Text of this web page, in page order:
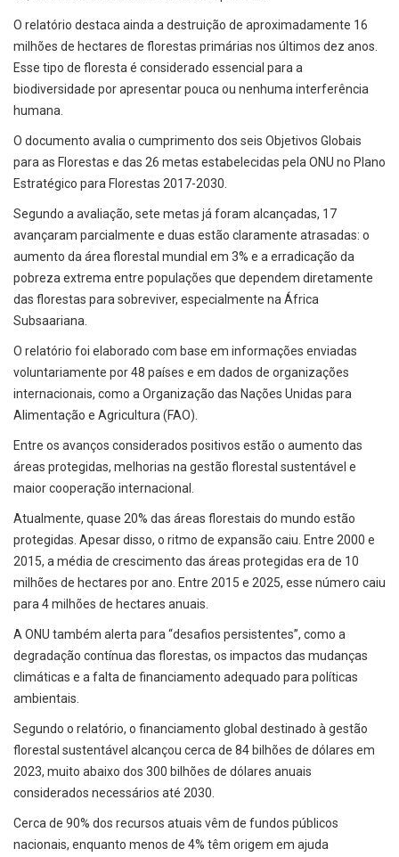
O relatório destaca ainda a destruição de aproximadamente 16
milhões de hectares de florestas primárias nos últimos dez anos.
Esse tipo de floresta é considerado essencial para a
biodiversidade por apresentar pouca ou nenhuma interferência
humana.
O documento avalia o cumprimento dos seis Objetivos Globais
para as Florestas e das 26 metas estabelecidas pela ONU no Plano
Estratégico para Florestas 2017-2030.
Segundo a avaliação, sete metas já foram alcançadas, 17
avançaram parcialmente e duas estão claramente atrasadas: o
aumento da área florestal mundial em 3% e a erradicação da
pobreza extrema entre populações que dependem diretamente
das florestas para sobreviver, especialmente na África
Subsaariana.
O relatório foi elaborado com base em informações enviadas
voluntariamente por 48 países e em dados de organizações
internacionais, como a Organização das Nações Unidas para
Alimentação e Agricultura (FAO).
Entre os avanços considerados positivos estão o aumento das
áreas protegidas, melhorias na gestão florestal sustentável e
maior cooperação internacional.
Atualmente, quase 20% das áreas florestais do mundo estão
protegidas. Apesar disso, o ritmo de expansão caiu. Entre 2000 e
2015, a média de crescimento das áreas protegidas era de 10
milhões de hectares por ano. Entre 2015 e 2025, esse número caiu
para 4 milhões de hectares anuais.
A ONU também alerta para “desafios persistentes”, como a
degradação contínua das florestas, os impactos das mudanças
climáticas e a falta de financiamento adequado para políticas
ambientais.
Segundo o relatório, o financiamento global destinado à gestão
florestal sustentável alcançou cerca de 84 bilhões de dólares em
2023, muito abaixo dos 300 bilhões de dólares anuais
considerados necessários até 2030.
Cerca de 90% dos recursos atuais vêm de fundos públicos
nacionais, enquanto menos de 4% têm origem em ajuda